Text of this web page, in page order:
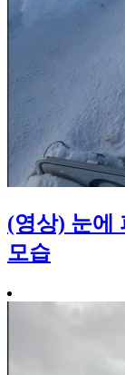
(영상) 눈에
모습